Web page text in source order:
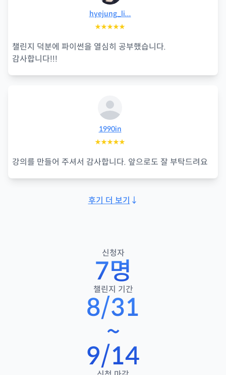
hyejung_li...
★★★★★
챌린지 덕분에 파이썬을 열심히 공부했습니다.
감사합니다!!!
1990in
★★★★★
강의를 만들어 주셔서 감사합니다. 앞으로도 잘 부탁드려요
후기 더 보기 ↓
신청자
7명
챌린지 기간
8/31
~
9/14